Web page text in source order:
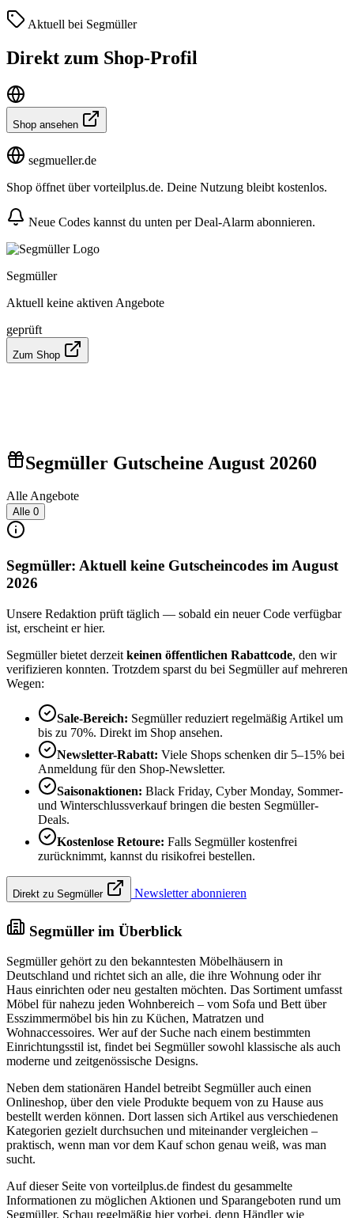
Aktuell bei Segmüller
Direkt zum Shop-Profil
Shop ansehen
segmueller.de
Shop öffnet über vorteilplus.de. Deine Nutzung bleibt kostenlos.
Neue Codes kannst du unten per Deal-Alarm abonnieren.
Segmüller
Aktuell keine aktiven Angebote
geprüft
Zum Shop
Segmüller Gutscheine August 20260
Alle Angebote
Alle 0
Segmüller: Aktuell keine Gutscheincodes im August
2026
Unsere Redaktion prüft täglich — sobald ein neuer Code verfügbar
ist, erscheint er hier.
Segmüller bietet derzeit keinen öffentlichen Rabattcode, den wir
verifizieren konnten. Trotzdem sparst du bei Segmüller auf mehreren
Wegen:
Sale-Bereich: Segmüller reduziert regelmäßig Artikel um
bis zu 70%. Direkt im Shop ansehen.
Newsletter-Rabatt: Viele Shops schenken dir 5–15% bei
Anmeldung für den Shop-Newsletter.
Saisonaktionen: Black Friday, Cyber Monday, Sommer-
und Winterschlussverkauf bringen die besten Segmüller-
Deals.
Kostenlose Retoure: Falls Segmüller kostenfrei
zurücknimmt, kannst du risikofrei bestellen.
Direkt zu Segmüller Newsletter abonnieren
Segmüller im Überblick
Segmüller gehört zu den bekanntesten Möbelhäusern in
Deutschland und richtet sich an alle, die ihre Wohnung oder ihr
Haus einrichten oder neu gestalten möchten. Das Sortiment umfasst
Möbel für nahezu jeden Wohnbereich – vom Sofa und Bett über
Esszimmermöbel bis hin zu Küchen, Matratzen und
Wohnaccessoires. Wer auf der Suche nach einem bestimmten
Einrichtungsstil ist, findet bei Segmüller sowohl klassische als auch
moderne und zeitgenössische Designs.
Neben dem stationären Handel betreibt Segmüller auch einen
Onlineshop, über den viele Produkte bequem von zu Hause aus
bestellt werden können. Dort lassen sich Artikel aus verschiedenen
Kategorien gezielt durchsuchen und miteinander vergleichen –
praktisch, wenn man vor dem Kauf schon genau weiß, was man
sucht.
Auf dieser Seite von vorteilplus.de findest du gesammelte
Informationen zu möglichen Aktionen und Sparangeboten rund um
Segmüller. Schau regelmäßig hier vorbei, denn Händler wie